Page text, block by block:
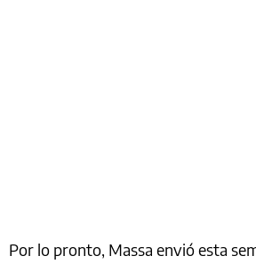
Por lo pronto, Massa envió esta